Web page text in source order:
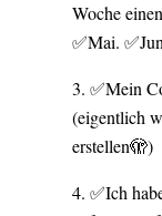
Woche
✅Mai.
✅Mein
(eigentlich
erstellen🫣)
✅Ich